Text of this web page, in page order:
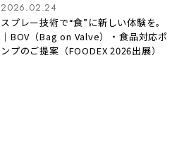
2026.02.24
スプレー技術で“食”に新しい体験を。
｜BOV（Bag on Valve）・食品対応ポ
ンプのご提案（FOODEX 2026出展）